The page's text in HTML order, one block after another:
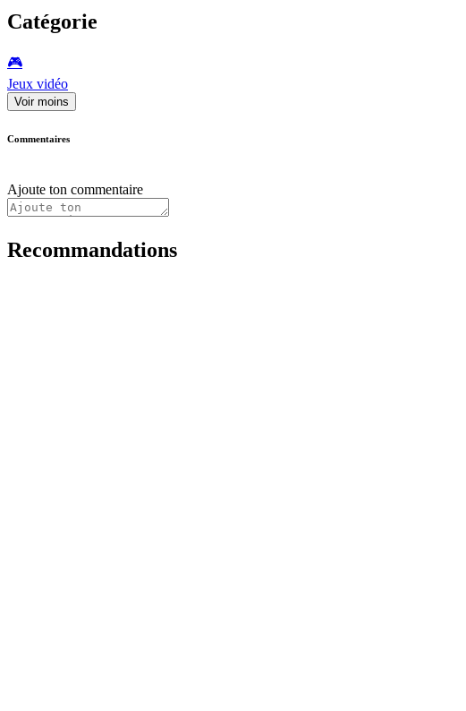
Catégorie
🎮️
Jeux vidéo
Voir moins
Commentaires
Ajoute ton commentaire
Recommandations